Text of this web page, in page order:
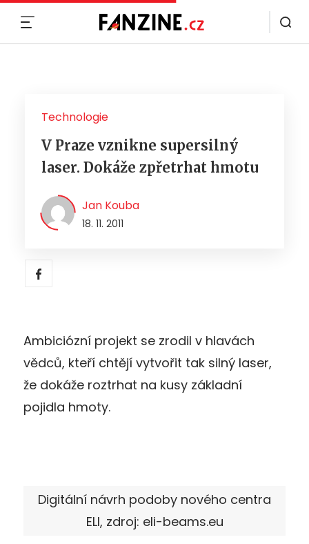
Technologie
V Praze vznikne supersilný
laser. Dokáže zpřetrhat hmotu
Jan Kouba
18. 11. 2011
Ambiciózní projekt se zrodil v hlavách
vědců, kteří chtějí vytvořit tak silný laser,
že dokáže roztrhat na kusy základní
pojidla hmoty.
Digitální návrh podoby nového centra
ELI, zdroj: eli-beams.eu